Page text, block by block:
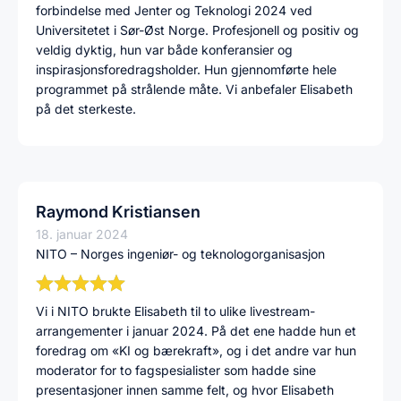
forbindelse med Jenter og Teknologi 2024 ved
Universitetet i Sør-Øst Norge. Profesjonell og positiv og
veldig dyktig, hun var både konferansier og
inspirasjonsforedragsholder. Hun gjennomførte hele
programmet på strålende måte. Vi anbefaler Elisabeth
på det sterkeste.
Raymond Kristiansen
18. januar 2024
NITO – Norges ingeniør- og teknologorganisasjon
Vi i NITO brukte Elisabeth til to ulike livestream-
arrangementer i januar 2024. På det ene hadde hun et
foredrag om «KI og bærekraft», og i det andre var hun
moderator for to fagspesialister som hadde sine
presentasjoner innen samme felt, og hvor Elisabeth